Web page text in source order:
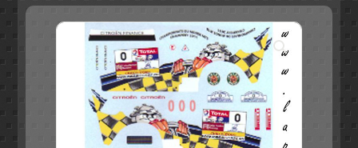
ACCESORIOS
CIRCUITOS
ELECTRÓNICA
OTROS
RALLY